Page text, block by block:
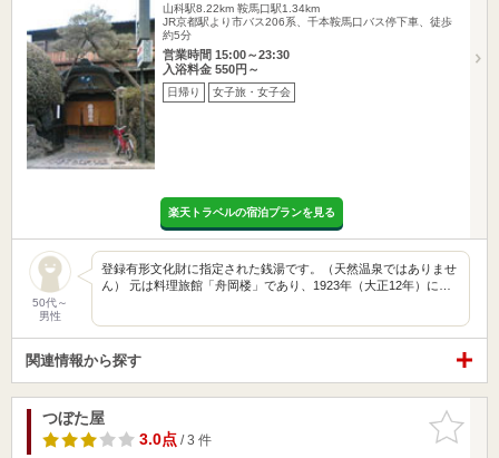
山科駅8.22km 鞍馬口駅1.34km
JR京都駅より市バス206系、千本鞍馬口バス停下車、徒歩
約5分
営業時間 15:00～23:30
入浴料金 550円～
日帰り 女子旅・女子会
楽天トラベルの宿泊プランを見る
50代～
男性
登録有形文化財に指定された銭湯です。（天然温泉ではありませ
ん） 元は料理旅館「舟岡楼」であり、1923年（大正12年）に…
関連情報から探す
お気に入
りに追加
つぼた屋
3.0点/ 3 件